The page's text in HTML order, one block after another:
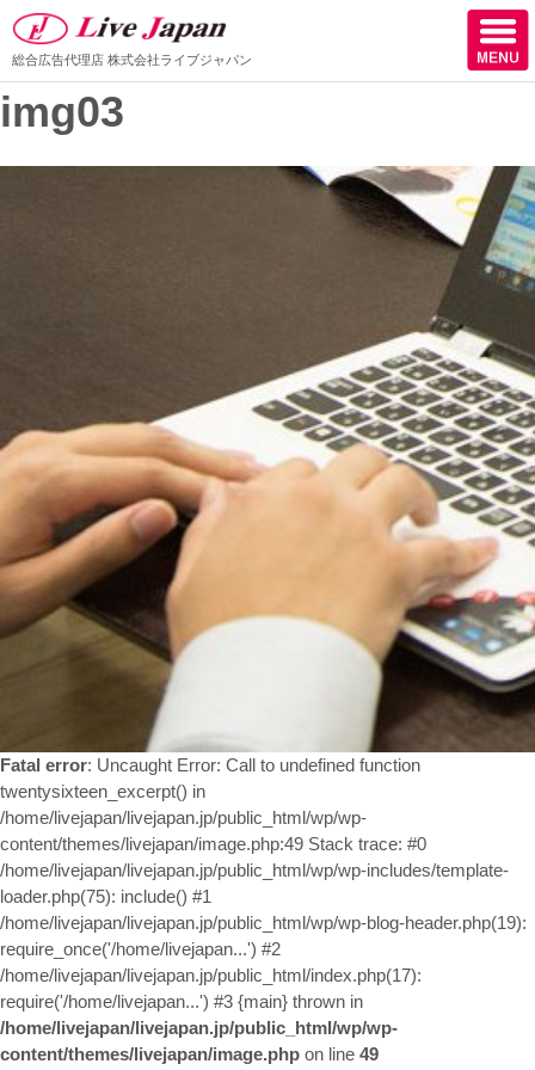
サロン様からの声
ケーススタディー
採用
お問い合わせ
総合広告代理店 株式会社ライブジャパン
img03
Fatal error: Uncaught Error: Call to undefined function
twentysixteen_excerpt() in
/home/livejapan/livejapan.jp/public_html/wp/wp-
content/themes/livejapan/image.php:49 Stack trace: #0
/home/livejapan/livejapan.jp/public_html/wp/wp-includes/template-
loader.php(75): include() #1
/home/livejapan/livejapan.jp/public_html/wp/wp-blog-header.php(19):
require_once('/home/livejapan...') #2
/home/livejapan/livejapan.jp/public_html/index.php(17):
require('/home/livejapan...') #3 {main} thrown in
/home/livejapan/livejapan.jp/public_html/wp/wp-
content/themes/livejapan/image.php on line 49